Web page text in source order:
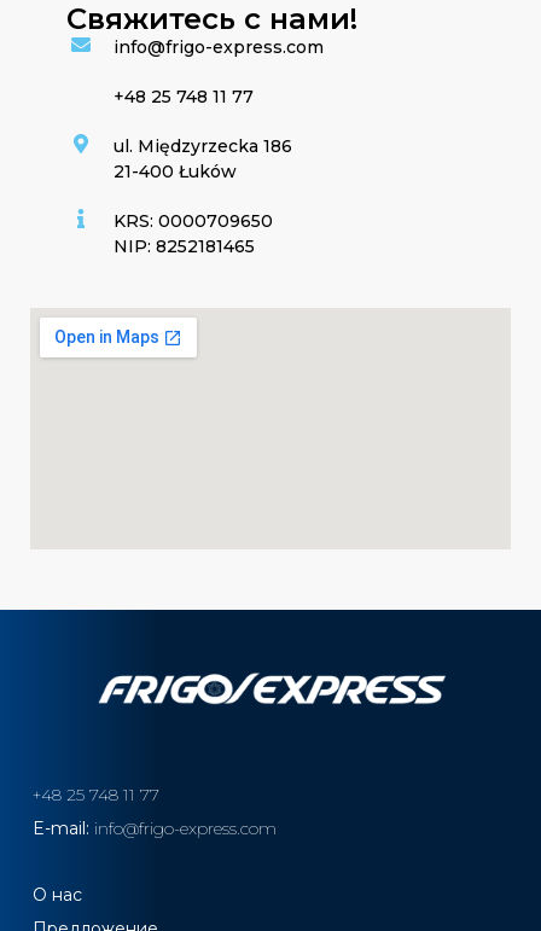
Свяжитесь с нами!​
info@frigo-express.com
+48 25 748 11 77
ul. Międzyrzecka 186
21-400 Łuków
KRS: 0000709650
NIP: 8252181465
+48 25 748 11 77
E-mail: info@frigo-express.com
О нас